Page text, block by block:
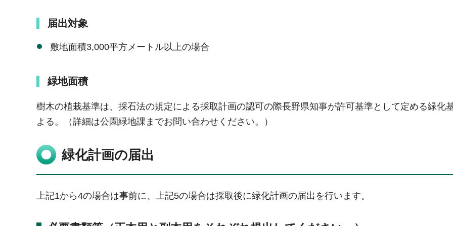
届出対象
敷地面積3,000平方メートル以上の場合
緑地面積
樹木の植栽基準は、採石法の規定による採取計画の認可の際長野県知事が許可基準として定める緑化
よる。（詳細は公園緑地課までお問い合わせください。）
緑化計画の届出
上記1から4の場合は事前に、上記5の場合は採取後に緑化計画の届出を行います。